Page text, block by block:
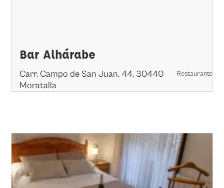
Bar Alhárabe
Carr. Campo de San Juan, 44, 30440
Moratalla
Restaurante